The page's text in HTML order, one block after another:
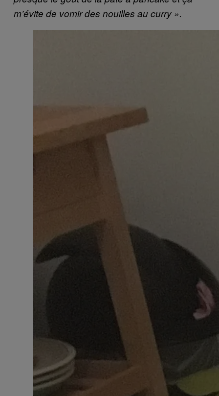
m’évite de vomir des nouilles au curry ».